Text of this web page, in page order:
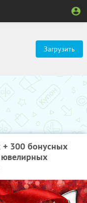
Загрузить
+ 300 бонусных
ювелирных